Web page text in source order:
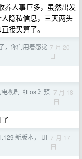
养人事巨多，虽然出发
隐私信息，三天两头
接买算了。
，你们用着感觉 7 月 20
日
视剧《Lost》预 7 月 18
日
新版本， UI 7 月 17
日